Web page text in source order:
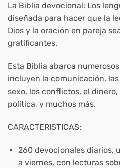
La Biblia devocional: Los
diseñada para hacer que la
Dios y la oración en pareja
gratificantes.
Esta Biblia abarca
incluyen la comunicación,
sexo, los conflictos, el
política, y muchos más.
CARACTERISTICAS:
260 devocionales diarios,
a viernes, con lecturas